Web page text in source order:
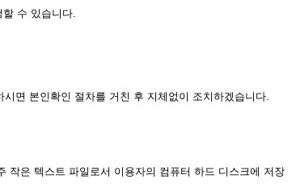
수 있습니다.
시면 본인확인 절차를 거친 후 지체없이 조치하겠습니다.
작은 텍스트 파일로서 이용자의 컴퓨터 하드 디스크에 저장